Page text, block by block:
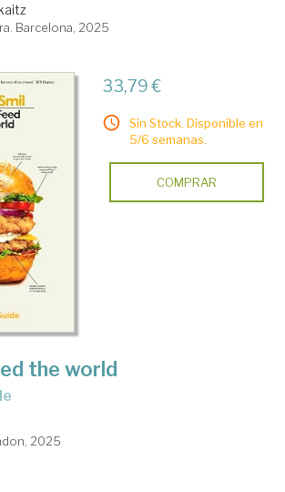
Barcelona, 2025
33,79 €
Sin Stock. Disponible en
5/6 semanas.
COMPRAR
the world
2025